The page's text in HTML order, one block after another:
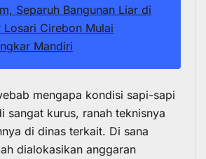
Separuh Bangunan Liar di
Losari Cirebon Mulai
Mandiri
mengapa kondisi sapi-sapi
sangat kurus, ranah teknisnya
di dinas terkait. Di sana
dialokasikan anggaran